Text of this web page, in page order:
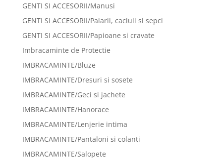
GENTI SI ACCESORII/Manusi
GENTI SI ACCESORII/Palarii, caciuli si sepci
GENTI SI ACCESORII/Papioane si cravate
Imbracaminte de Protectie
IMBRACAMINTE/Bluze
IMBRACAMINTE/Dresuri si sosete
IMBRACAMINTE/Geci si jachete
IMBRACAMINTE/Hanorace
IMBRACAMINTE/Lenjerie intima
IMBRACAMINTE/Pantaloni si colanti
IMBRACAMINTE/Salopete